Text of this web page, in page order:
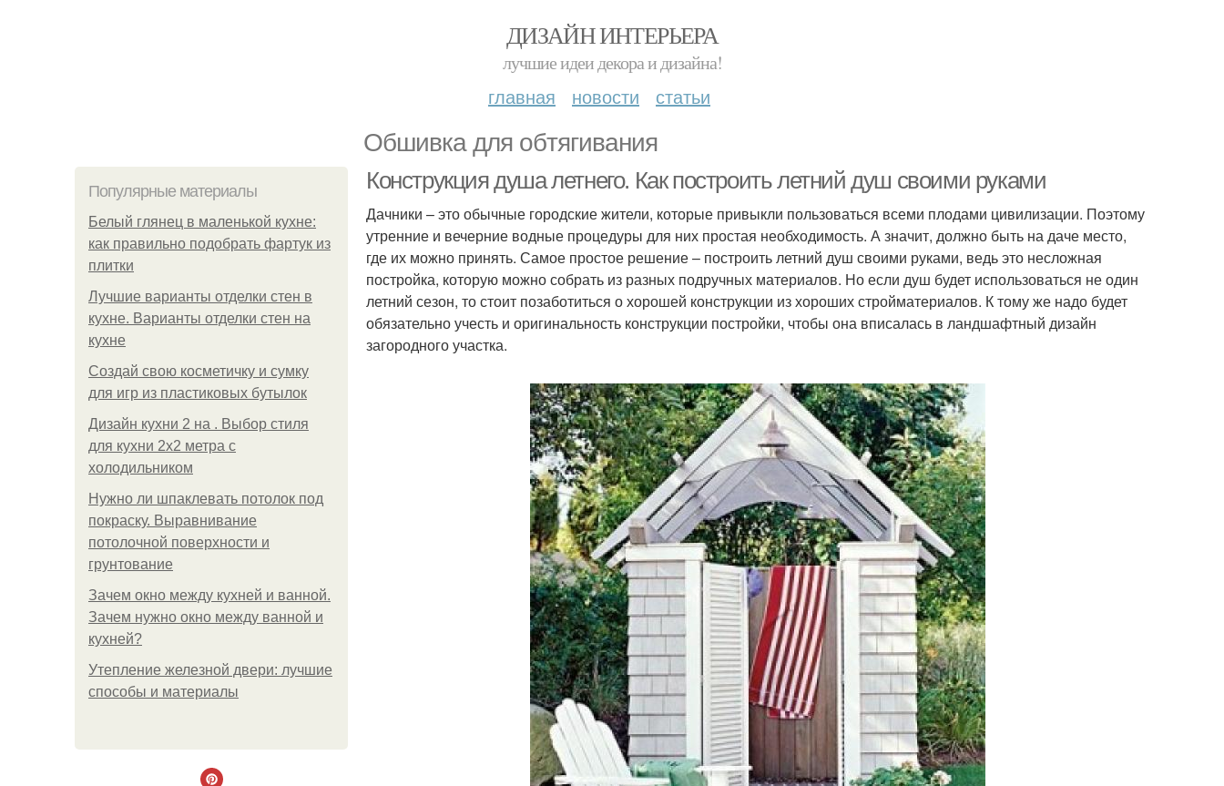
ДИЗАЙН ИНТЕРЬЕРА
лучшие идеи декора и дизайна!
главная новости статьи
Обшивка для обтягивания
Популярные материалы
Белый глянец в маленькой кухне:
как правильно подобрать фартук из
плитки
Лучшие варианты отделки стен в
кухне. Варианты отделки стен на
кухне
Создай свою косметичку и сумку
для игр из пластиковых бутылок
Дизайн кухни 2 на . Выбор стиля
для кухни 2х2 метра с
холодильником
Нужно ли шпаклевать потолок под
покраску. Выравнивание
потолочной поверхности и
грунтование
Зачем окно между кухней и ванной.
Зачем нужно окно между ванной и
кухней?
Утепление железной двери: лучшие
способы и материалы
Конструкция душа летнего. Как построить летний душ своими руками
Дачники – это обычные городские жители, которые привыкли пользоваться всеми плодами цивилизации. Поэтому
утренние и вечерние водные процедуры для них простая необходимость. А значит, должно быть на даче место,
где их можно принять. Самое простое решение – построить летний душ своими руками, ведь это несложная
постройка, которую можно собрать из разных подручных материалов. Но если душ будет использоваться не один
летний сезон, то стоит позаботиться о хорошей конструкции из хороших стройматериалов. К тому же надо будет
обязательно учесть и оригинальность конструкции постройки, чтобы она вписалась в ландшафтный дизайн
загородного участка.